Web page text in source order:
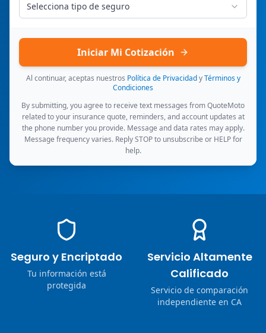
Selecciona tipo de seguro
Iniciar Mi Cotización
Al continuar, aceptas nuestros Política de Privacidad y Términos y
Condiciones
By submitting, you agree to receive text messages from QuoteMoto
related to your insurance quote, reminders, and account updates at
the phone number you provide. Message and data rates may apply.
Message frequency varies. Reply STOP to unsubscribe or HELP for
help.
Seguro y Encriptado
Tu información está
protegida
Servicio Altamente
Calificado
Servicio de comparación
independiente en CA